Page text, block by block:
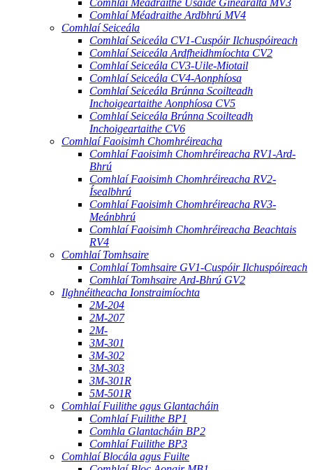
Comhlaí Méadraithe Úsáide Ginearálta MV3
Comhlaí Méadraithe Ardbhrú MV4
Comhlaí Seiceála
Comhlaí Seiceála CV1-Cuspóir Ilchuspóireach
Comhlaí Seiceála Ardfheidhmíochta CV2
Comhlaí Seiceála CV3-Uile-Miotail
Comhlaí Seiceála CV4-Aonphíosa
Comhlaí Seiceála Brúnna Scoilteadh
Inchoigeartaithe Aonphíosa CV5
Comhlaí Seiceála Brúnna Scoilteadh
Inchoigeartaithe CV6
Comhlaí Faoisimh Chomhréireacha
Comhlaí Faoisimh Chomhréireacha RV1-Ard-
Bhrú
Comhlaí Faoisimh Chomhréireacha RV2-
Ísealbhrú
Comhlaí Faoisimh Chomhréireacha RV3-
Meánbhrú
Comhlaí Faoisimh Chomhréireacha Beachtais
RV4
Comhlaí Tomhsaire
Comhlaí Tomhsaire GV1-Cuspóir Ilchuspóireach
Comhlaí Tomhsaire Ard-Bhrú GV2
Ilghnéitheacha Ionstraimíochta
2M-204
2M-207
2M-
3M-301
3M-302
3M-303
3M-301R
5M-501R
Comhlaí Fuilithe agus Glantacháin
Comhlaí Fuilithe BP1
Comhla Glantacháin BP2
Comhlaí Fuilithe BP3
Comhlaí Blocála agus Fuilte